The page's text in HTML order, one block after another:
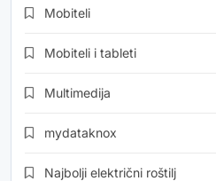
Mobiteli
Mobiteli i tableti
Multimedija
mydataknox
Najbolji električni roštilj